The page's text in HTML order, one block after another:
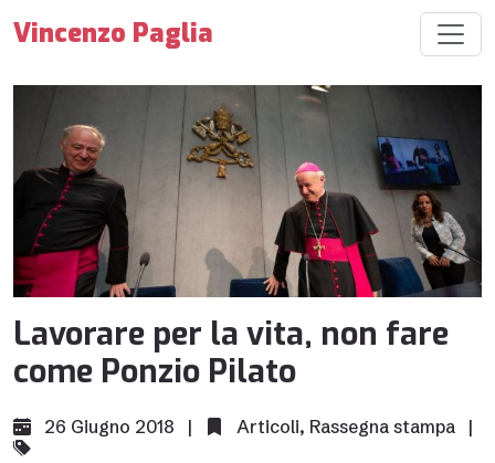
Vincenzo Paglia
Lavorare per la vita, non fare
come Ponzio Pilato
26 Giugno 2018 | Articoli, Rassegna stampa |